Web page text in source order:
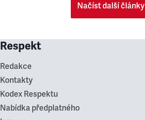
Načíst další články
Respekt
Redakce
Kontakty
Kodex Respektu
Nabídka předplatného